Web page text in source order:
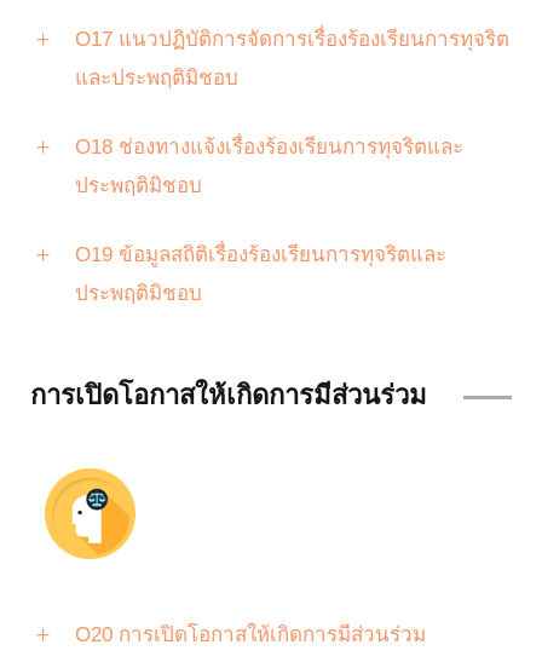
O17 แนวปฏิบัติการจัดการเรื่องร้องเรียนการทุจริต
และประพฤติมิชอบ
O18 ช่องทางแจ้งเรื่องร้องเรียนการทุจริตและ
ประพฤติมิชอบ
O19 ข้อมูลสถิติเรื่องร้องเรียนการทุจริตและ
ประพฤติมิชอบ
การเปิดโอกาสให้เกิดการมีส่วนร่วม
O20 การเปิดโอกาสให้เกิดการมีส่วนร่วม